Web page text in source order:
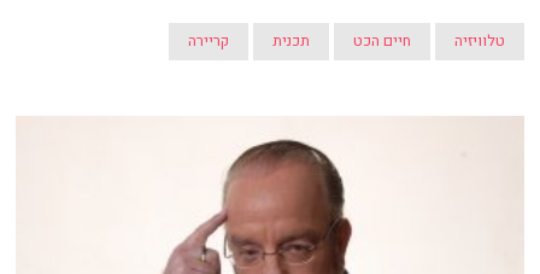
טלוויזיה חיים הכט תכנית קריירה